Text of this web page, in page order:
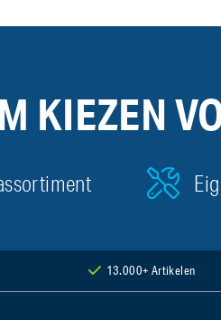
KIEZEN
13.000+ Artikelen